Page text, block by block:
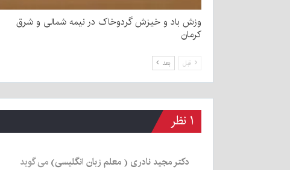
وزش باد و خیزش گردوخاک در نیمه شمالی و شرق
کرمان
قبل بعد
۱ نظر
دکتر مجید نادری ( معلم زبان انگلیسی) می گوید